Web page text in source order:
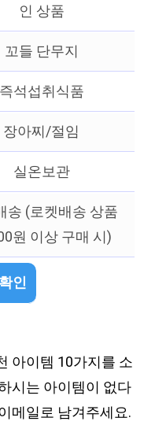
인 상품
꼬들 단무지
즉석섭취식품
장아찌/절임
실온보관
송 (로켓배송 상품
원 이상 구매 시)
인
아이템 10가지를 소
시는 아이템이 없다
메일로 남겨주세요.